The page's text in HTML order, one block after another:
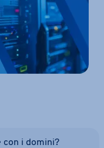
con i domini?